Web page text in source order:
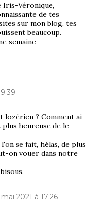
Iris-Véronique,
de tes
sur mon blog, tes
beaucoup.
semaine
lozérien ? Comment ai-
plus heureuse de le
se fait, hélas, de plus
on vouer dans notre
2021 à 17:26